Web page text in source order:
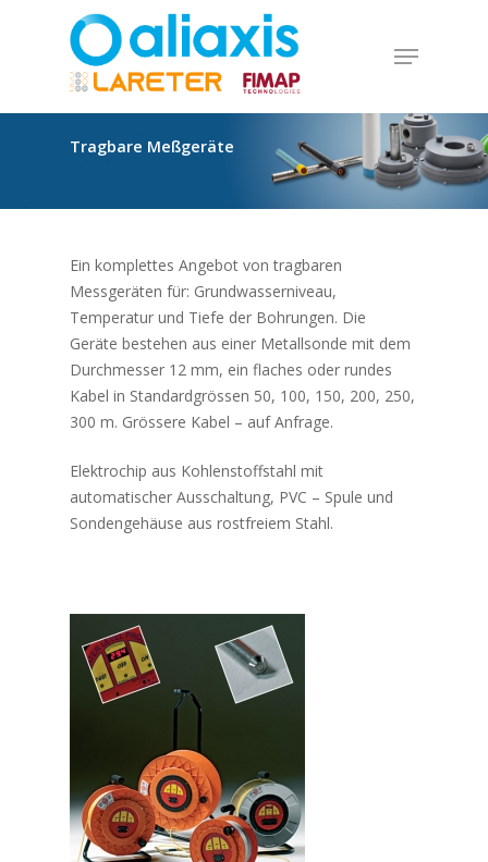
Menu
Tragbare Meßgeräte
Ein komplettes Angebot von tragbaren
Messgeräten für: Grundwasserniveau,
Temperatur und Tiefe der Bohrungen. Die
Geräte bestehen aus einer Metallsonde mit dem
Durchmesser 12 mm, ein flaches oder rundes
Kabel in Standardgrössen 50, 100, 150, 200, 250,
300 m. Grössere Kabel – auf Anfrage.
Elektrochip aus Kohlenstoffstahl mit
automatischer Ausschaltung, PVC – Spule und
Sondengehäuse aus rostfreiem Stahl.